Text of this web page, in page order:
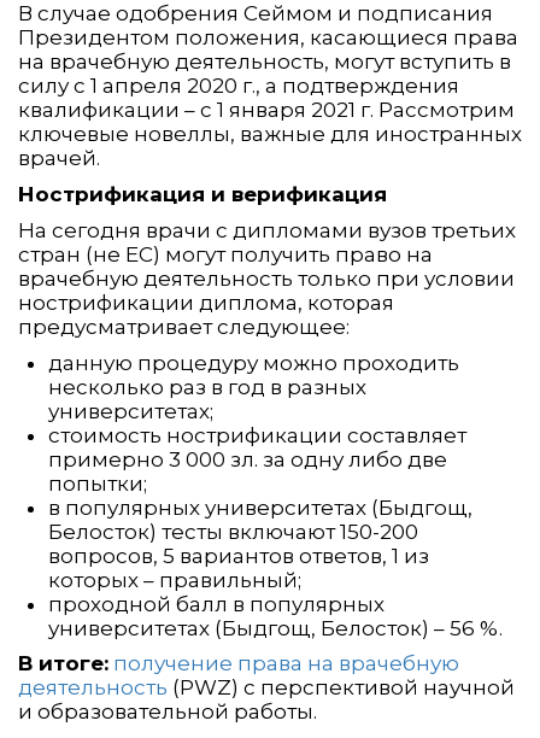
В случае одобрения Сеймом и подписания
Президентом положения, касающиеся права
на врачебную деятельность, могут вступить в
силу с 1 апреля 2020 г., а подтверждения
квалификации – с 1 января 2021 г. Рассмотрим
ключевые новеллы, важные для иностранных
врачей.
Нострификация и верификация
На сегодня врачи с дипломами вузов третьих
стран (не ЕС) могут получить право на
врачебную деятельность только при условии
нострификации диплома, которая
предусматривает следующее:
данную процедуру можно проходить
несколько раз в год в разных
университетах;
стоимость нострификации составляет
примерно 3 000 зл. за одну либо две
попытки;
в популярных университетах (Быдгощ,
Белосток) тесты включают 150-200
вопросов, 5 вариантов ответов, 1 из
которых – правильный;
проходной балл в популярных
университетах (Быдгощ, Белосток) – 56 %.
В итоге: получение права на врачебную
деятельность (PWZ) с перспективой научной
и образовательной работы.